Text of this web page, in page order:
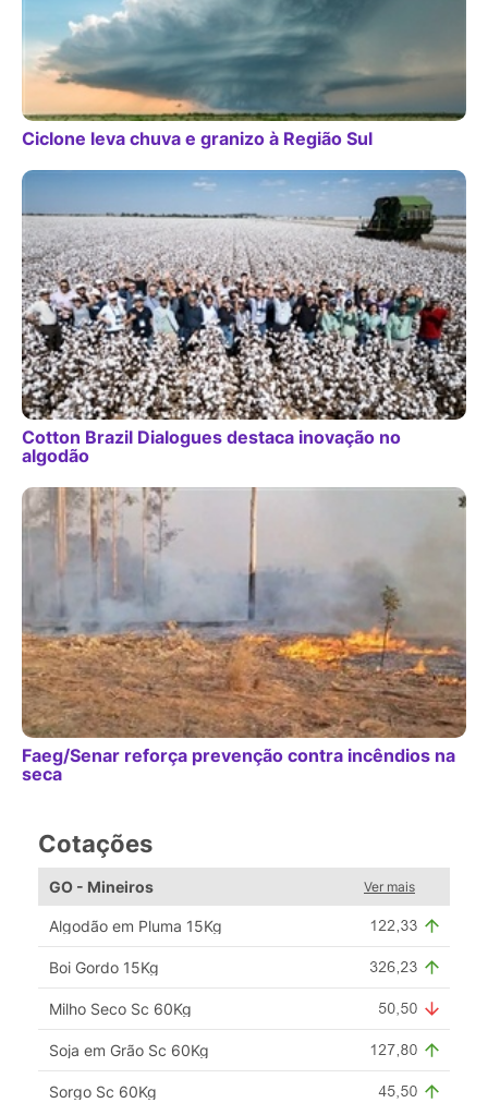
Ciclone leva chuva e granizo à Região Sul
Cotton Brazil Dialogues destaca inovação no
algodão
Faeg/Senar reforça prevenção contra incêndios na
seca
Cotações
GO - Mineiros Ver mais
Algodão em Pluma 15Kg
Boi Gordo 15Kg
Milho Seco Sc 60Kg
Soja em Grão Sc 60Kg
Sorgo Sc 60Kg